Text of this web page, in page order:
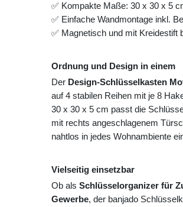
✅ Kompakte Maße: 30 x 30 x 5
✅ Einfache Wandmontage inkl.
✅ Magnetisch und mit Kreidestift
Ordnung und Design in einem
Der Design-Schlüsselkasten
auf 4 stabilen Reihen mit je 8
30 x 30 x 5 cm passt die
mit rechts angeschlagenem
nahtlos in jedes Wohnambiente
Vielseitig einsetzbar
Ob als Schlüsselorganizer für
Gewerbe, der banjado